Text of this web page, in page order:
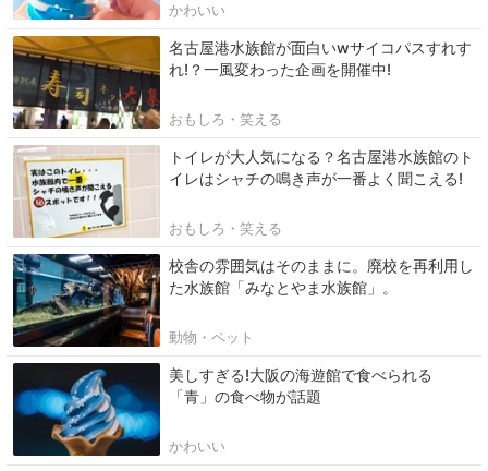
かわいい
名古屋港水族館が面白いwサイコパスすれす
れ!？一風変わった企画を開催中!
おもしろ・笑える
トイレが大人気になる？名古屋港水族館のト
イレはシャチの鳴き声が一番よく聞こえる!
おもしろ・笑える
校舎の雰囲気はそのままに。廃校を再利用し
た水族館「みなとやま水族館」。
動物・ペット
美しすぎる!大阪の海遊館で食べられる
「青」の食べ物が話題
かわいい